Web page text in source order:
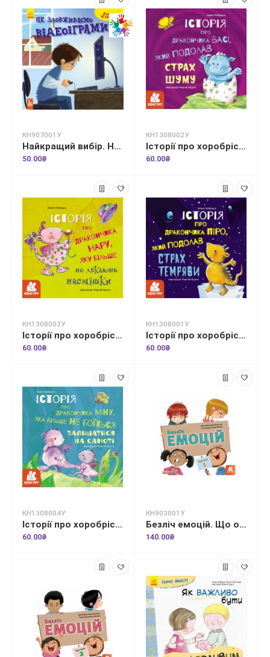
КН907001У
Найкращий вибір. Не зловживаємо відеоіграми
50.00₴
КН1308002У
Історії про хоробрість. Історія про дракончика Басі, який подолав страх шуму
60.00₴
КН1308003У
Історії про хоробрість. Історія про дракончика Нару, яку більше не лякають насмішки
60.00₴
КН1308001У
Історії про хоробрість. Історія про дракончика Піро, який подолав страх темряви
60.00₴
КН1308004У
Історії про хоробрість. Міну, яка більше не боїться залишатися на самоті
60.00₴
КН903001У
Безліч емоцій. Що означає кожна? Частина 1
140.00₴